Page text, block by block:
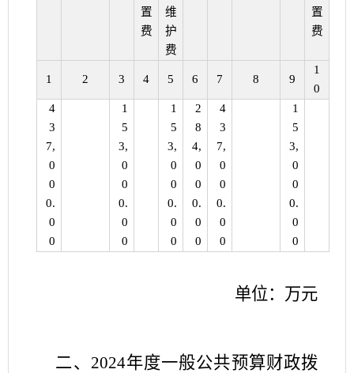
置
费
维
护
费
置
费
1 2 3 4 5 6 7 8 9
1
0
4
3
7,
0
0
0.
0
0
1
5
3,
0
0
0.
0
0
1
5
3,
0
0
0.
0
0
2
8
4,
0
0
0.
0
0
4
3
7,
0
0
0.
0
0
1
5
3,
0
0
0.
0
0
单位：万元
二、 2024年度一般公共预算财政拨